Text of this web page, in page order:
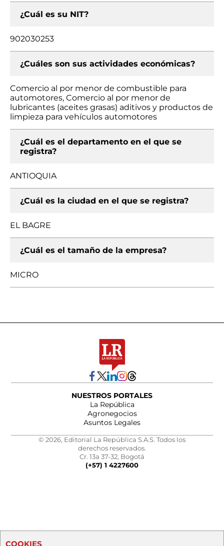
¿Cuál es su NIT?
902030253
¿Cuáles son sus actividades económicas?
Comercio al por menor de combustible para
automotores, Comercio al por menor de
lubricantes (aceites grasas) aditivos y productos de
limpieza para vehículos automotores
¿Cuál es el departamento en el que se
registra?
ANTIOQUIA
¿Cuál es la ciudad en el que se registra?
EL BAGRE
¿Cuál es el tamaño de la empresa?
MICRO
NUESTROS PORTALES
La República
Agronegocios
Asuntos Legales
© 2026, Editorial La República S.A.S. Todos los
derechos reservados.
Cr. 13a 37-32, Bogotá
(+57) 1 4227600
COOKIES